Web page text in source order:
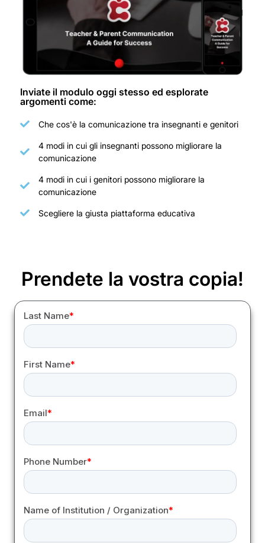
Inviate il modulo oggi stesso ed esplorate
argomenti come:
Che cos'è la comunicazione tra insegnanti e genitori
4 modi in cui gli insegnanti possono migliorare la
comunicazione
4 modi in cui i genitori possono migliorare la
comunicazione
Scegliere la giusta piattaforma educativa
Prendete la vostra copia!